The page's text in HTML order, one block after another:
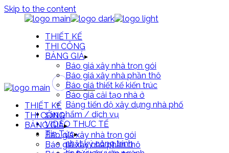
Skip to the content
THIẾT KẾ
THI CÔNG
BẢNG GIÁ
Báo giá xây nhà trọn gói
Báo giá xây nhà phần thô
Báo giá thiết kế kiến trúc
Báo giá cải tạo nhà ở
Bảng tiến độ xây dựng nhà phố
sản phẩm / dịch vụ
VIDEO THỰC TẾ
Tin Tức
nhật ký công trình
THIẾT KẾ
THI CÔNG
BẢNG GIÁ
Báo giá xây nhà trọn gói
Báo giá xây nhà phần thô